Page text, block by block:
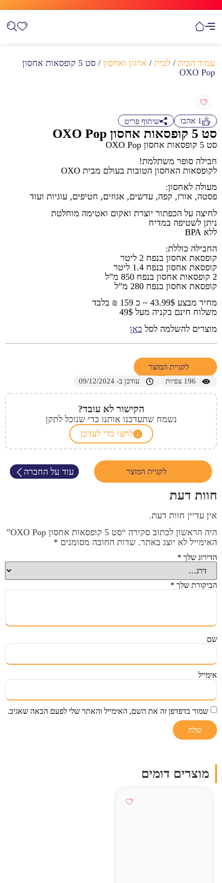
עמוד הבית / לבית / ארגון ואחסון
/ סט 5 קופסאות אחסון
OXO Pop
1 אהבו שיתוף פריט
סט 5 קופסאות אחסון OXO Pop
סט 5 קופסאות אחסון OXO Pop
חבילה סופר משתלמת!
לקופסאות האחסון הטובות בעולם מבית OXO
מעולה לאחסון:
פסטה, אורז, קפה, עדשים, אגוזים, חטיפים, עוגיות ועוד
לחיצה על הכפתור יוצרת ואקום ואטימה מוחלטת
ניתן לשטיפה במדיח
ללא BPA
החבילה כוללת:
קופסאת אחסון בנפח 2 ליטר
קופסאת אחסון בנפח 1.4 ליטר
2 קופסאות אחסון בנפח 850 מ”ל
קופסאת אחסון בנפח 280 מ”ל
מחיר מבצע 43.99$ ~ כ 159 ₪ בלבד
משלוח חינם בקניה מעל 49$
מוצרים להשלמה לסל כאן
לקניית המוצר
196 צפיות עודכן ב- 09/12/2024
הקישור לא עובד?
נשמח שתעדכנו אותנו כדי שנוכל לתקן
לחצו כדי לעדכן
לקניית המוצר עוד על החברה
חוות דעת
אין עדיין חוות דעת.
היה הראשון לכתוב סקירה “סט 5 קופסאות אחסון OXO Pop”
האימייל לא יוצג באתר. שדות החובה מסומנים *
הדירוג שלך *
הביקורת שלך *
שם
אימייל
שמור בדפדפן זה את השם, האימייל והאתר שלי לפעם הבאה שאגיב.
מוצרים דומים